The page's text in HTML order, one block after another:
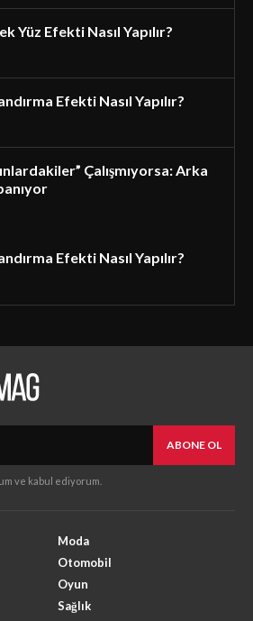
Yüz Efekti Nasıl Yapılır?
Efekti Nasıl Yapılır?
Çalışmıyorsa: Arka
Efekti Nasıl Yapılır?
ABONE OL
ve kabul ediyorum.
Moda
Otomobil
Oyun
Sağlık